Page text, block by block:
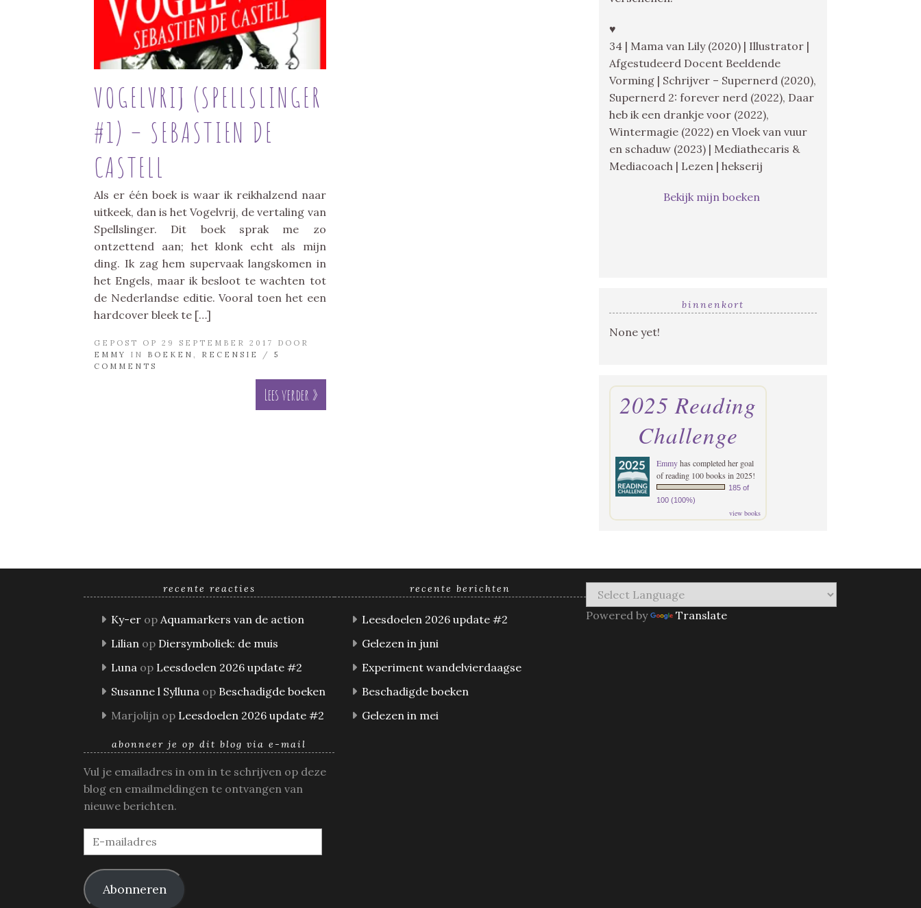
VOGELVRIJ (SPELLSLINGER
#1) – SEBASTIEN DE
CASTELL
Als er één boek is waar ik reikhalzend naar
uitkeek, dan is het Vogelvrij, de vertaling van
Spellslinger. Dit boek sprak me zo
ontzettend aan; het klonk echt als mijn
ding. Ik zag hem supervaak langskomen in
het Engels, maar ik besloot te wachten tot
de Nederlandse editie. Vooral toen het een
hardcover bleek te […]
GEPOST OP 29 SEPTEMBER 2017 DOOR
EMMY
IN BOEKEN , RECENSIE / 5
COMMENTS
Lees verder »
♥
34 | Mama van Lily (2020) | Illustrator |
Afgestudeerd Docent Beeldende
Vorming | Schrijver – Supernerd (2020),
Supernerd 2: forever nerd (2022), Daar
heb ik een drankje voor (2022),
Wintermagie (2022) en Vloek van vuur
en schaduw (2023) | Mediathecaris &
Mediacoach | Lezen | hekserij
Bekijk mijn boeken
binnenkort
None yet!
2025 Reading
Challenge
Emmyhas completed her goal
of reading 100 books in 2025!
185 of
100 (100%)
view books
recente reacties
Ky-er op Aquamarkers van de action
Lilian op Diersymboliek: de muis
Luna op Leesdoelen 2026 update #2
Susanne l Sylluna op Beschadigde boeken
Marjolijn op Leesdoelen 2026 update #2
recente berichten
Leesdoelen 2026 update #2
Gelezen in juni
Experiment wandelvierdaagse
Beschadigde boeken
Gelezen in mei
Powered by Translate
abonneer je op dit blog via e-mail
Vul je emailadres in om in te schrijven op deze
blog en emailmeldingen te ontvangen van
nieuwe berichten.
E-
mailadres
Abonneren